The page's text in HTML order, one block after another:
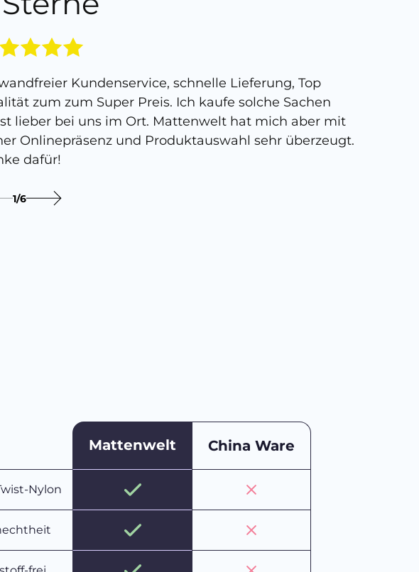
Kundenservice, schnelle Lieferung, Top
zum zum Super Preis. Ich kaufe solche Sachen
lieber bei uns im Ort. Mattenwelt hat mich aber mit
Onlinepräsenz und Produktauswahl sehr überzeugt.
dafür!
1/6
Mattenwelt China Ware
Nylon